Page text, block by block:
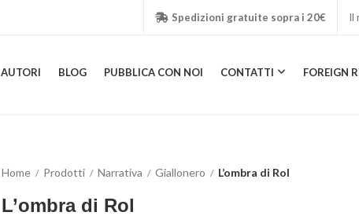
Spedizioni gratuite sopra i 20€ Il
AUTORI BLOG PUBBLICA CON NOI CONTATTI FOREIGN
Home Prodotti Narrativa Giallonero L’ombra di Rol
L’ombra di Rol